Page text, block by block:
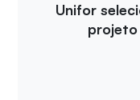
Unifor
projeto